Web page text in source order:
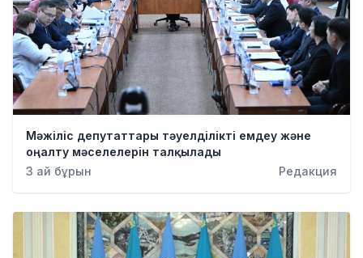
Мәжіліс депутаттары тәуелділікті емдеу және
оңалту мәселелерін талқылады
3 ай бұрын
Редакция